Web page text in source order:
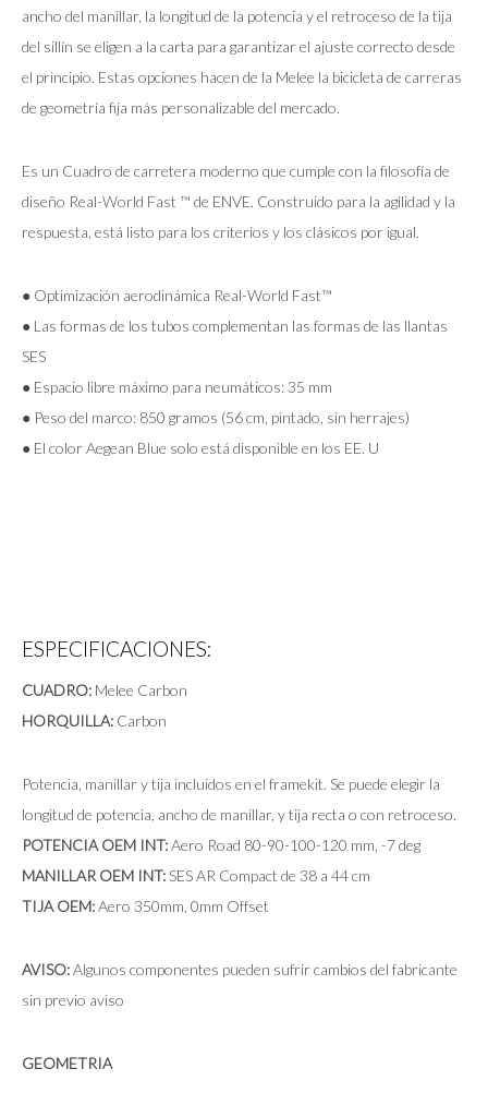
ancho del manillar, la longitud de la potencia y el retroceso de la tija
del sillín se eligen a la carta para garantizar el ajuste correcto desde
el principio. Estas opciones hacen de la Melee la bicicleta de carreras
de geometría fija más personalizable del mercado.
Es un Cuadro de carretera moderno que cumple con la filosofía de
diseño Real-World Fast ™ de ENVE. Construido para la agilidad y la
respuesta, está listo para los criterios y los clásicos por igual.
● Optimización aerodinámica Real-World Fast™
● Las formas de los tubos complementan las formas de las llantas
SES
● Espacio libre máximo para neumáticos: 35 mm
● Peso del marco: 850 gramos (56 cm, pintado, sin herrajes)
● El color Aegean Blue solo está disponible en los EE. U
ESPECIFICACIONES:
CUADRO: Melee Carbon
HORQUILLA: Carbon
Potencia, manillar y tija incluidos en el framekit. Se puede elegir la
longitud de potencia, ancho de manillar, y tija recta o con retroceso.
POTENCIA OEM INT:Aero Road 80-90-100-120 mm, -7 deg
MANILLAR OEM INT: SES AR Compact de 38 a 44 cm
TIJA OEM:Aero 350mm, 0mm Offset
AVISO:Algunos componentes pueden sufrir cambios del fabricante
sin previo aviso
GEOMETRIA